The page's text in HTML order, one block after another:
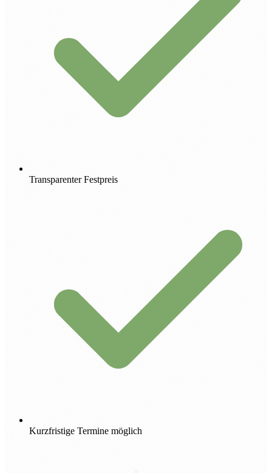
Transparenter Festpreis
Kurzfristige Termine möglich